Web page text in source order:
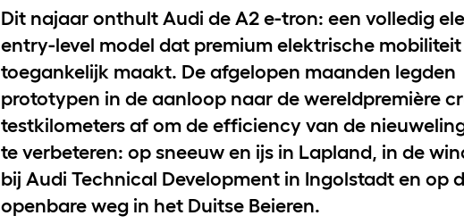
Dit najaar onthult Audi de A2 e-tron: een volledig
entry-level model dat premium elektrische
toegankelijk maakt. De afgelopen maanden legden
prototypen in de aanloop naar de wereldpremière
testkilometers af om de efficiency van de
te verbeteren: op sneeuw en ijs in Lapland, in de
bij Audi Technical Development in Ingolstadt en op
openbare weg in het Duitse Beieren.